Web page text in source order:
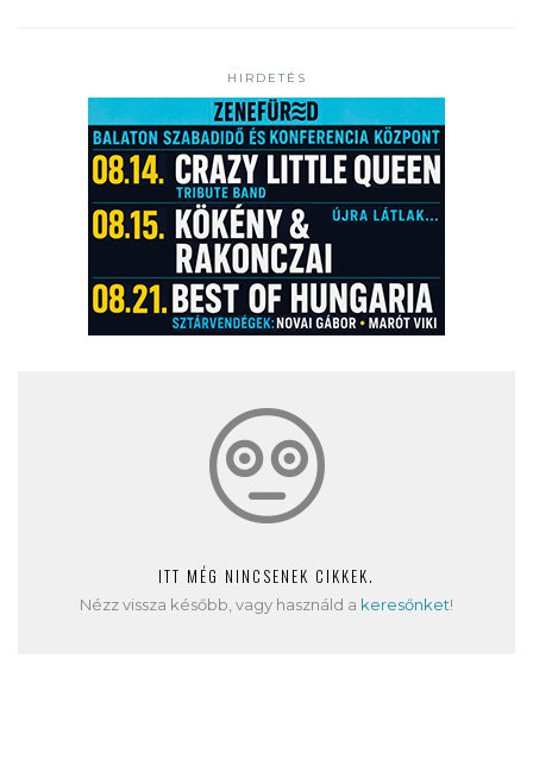
HIRDETÉS
ITT MÉG NINCSENEK CIKKEK.
Nézz vissza később, vagy használd a keresőnket!